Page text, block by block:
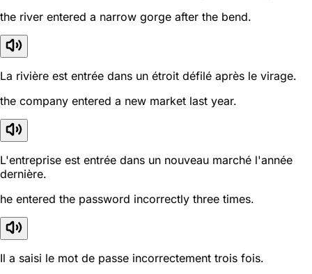
the river entered a narrow gorge after the bend.
La rivière est entrée dans un étroit défilé après le virage.
the company entered a new market last year.
L'entreprise est entrée dans un nouveau marché l'année
dernière.
he entered the password incorrectly three times.
Il a saisi le mot de passe incorrectement trois fois.